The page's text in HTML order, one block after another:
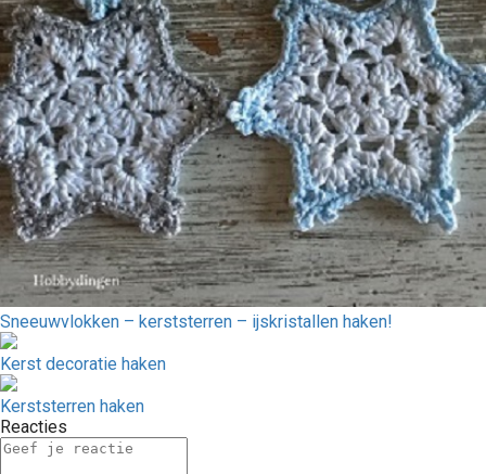
Sneeuwvlokken – kerststerren – ijskristallen haken!
Kerst decoratie haken
Kerststerren haken
Reacties